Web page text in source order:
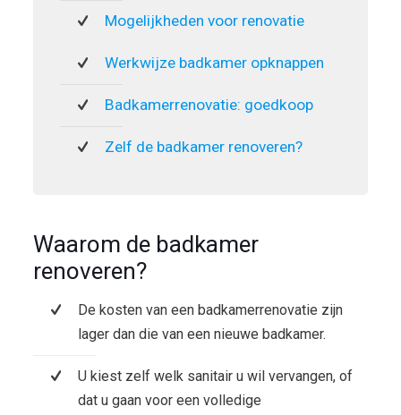
Mogelijkheden voor renovatie
Werkwijze badkamer opknappen
Badkamerrenovatie: goedkoop
Zelf de badkamer renoveren?
Waarom de badkamer
renoveren?
De kosten van een badkamerrenovatie zijn
lager dan die van een nieuwe badkamer.
U kiest zelf welk sanitair u wil vervangen, of
dat u gaan voor een volledige